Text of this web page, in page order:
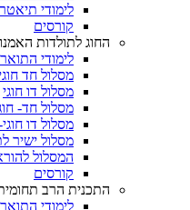
לימודי
קורסים
החוג לתולדות
לימודי
מסלול חד
מסלול דו חוגי
מסלול חד-
מסלול דו
מסלול ישיר
המסלול
קורסים
התכנית הרב
לימודי